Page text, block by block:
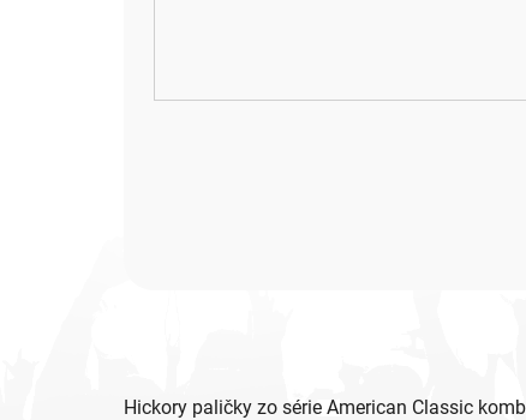
Hickory paličky zo série American Classic